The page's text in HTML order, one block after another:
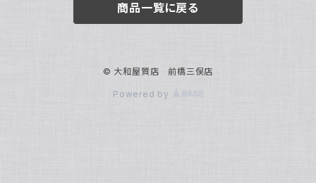
ボストンバッグ
チャーム・キーホルダー
BOTTEGA VENETA
商品一覧に戻る
© 大和屋質店 前橋三俣店
Powered by